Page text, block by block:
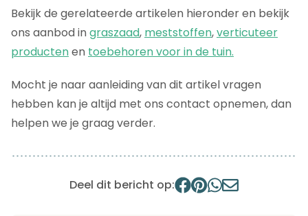
Bekijk de gerelateerde artikelen hieronder en bekijk
ons aanbod ingraszaad, meststoffen,verticuteer
productenen toebehoren voor in de tuin.
Mocht je naar aanleiding van dit artikel vragen
hebben kan je altijd met ons contact opnemen, dan
helpen we je graag verder.
Deel dit bericht op: